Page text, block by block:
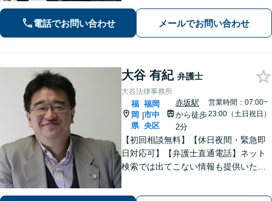
詐欺、刑事事件（博多警察署まで徒歩5
分）や相続にも対応。
電話でお問い合わせ メールでお問い合わせ
大谷 有紀 弁護士
大谷法律事務所
福
岡
県
|
福岡
市中
央区
赤坂駅
から徒歩
2分
営業時間：07:00~
23:00（土日祝日）
【初回相談無料】【休日夜間・緊急即
日対応可】【弁護士直通電話】ネット
検索では出てこない情報も提供いたし